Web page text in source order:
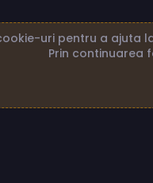
uri pentru a ajuta
Prin continuarea